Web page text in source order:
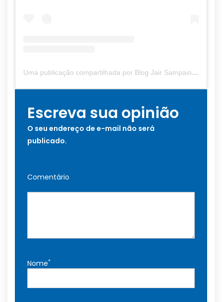
Uma publicação compartilhada por Blog Jair Sampaio (@blogjairsampaio_)
Escreva sua opinião
O seu endereço de e-mail não será
publicado.
Comentário
Nome*